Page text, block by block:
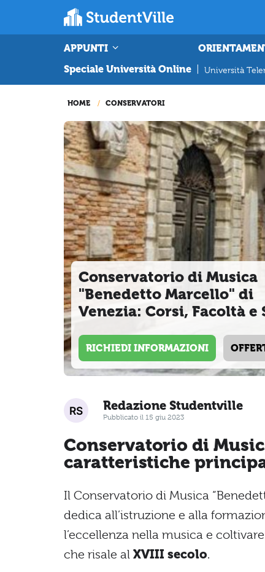
APPUNTI
Speciale Università Online
Università
HOME CONSERVATORI
Conservatorio di Musica
"Benedetto Marcello" di
Venezia: Corsi, Facoltà e
RICHIEDI INFORMAZIONI
Redazione Studentville
Pubblicato il 15 giu 2023
Conservatorio di
caratteristiche
Il Conservatorio di Musica
dedica all’istruzione e alla
l’eccellenza nella musica e
che risale al XVIII secolo.